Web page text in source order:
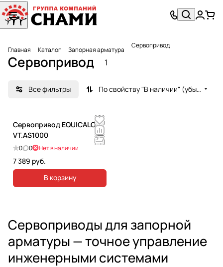
Главная Каталог Запорная арматура Сервопривод
Сервопривод 1
Все фильтры По свойству "В наличии" (убывание)
Сервопривод EQUICALOR.
VT.AS1000
0 0 Нет в наличии
7 389 руб.
В корзину
Сервоприводы для запорной
арматуры — точное управление
инженерными системами